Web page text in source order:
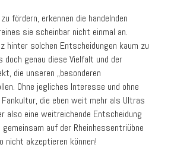
fördern, erkennen die handelnden
sie scheinbar nicht einmal an.
hinter solchen Entscheidungen kaum zu
doch genau diese Vielfalt und der
die unseren „besonderen
Ohne jegliches Interesse und ohne
die eben weit mehr als Ultras
also eine weitreichende Entscheidung
auf der Rheinhessentriübne
nicht akzeptieren können!